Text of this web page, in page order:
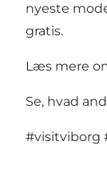
nyeste
gratis.
Læs mere
Se, hvad
#visitviborg